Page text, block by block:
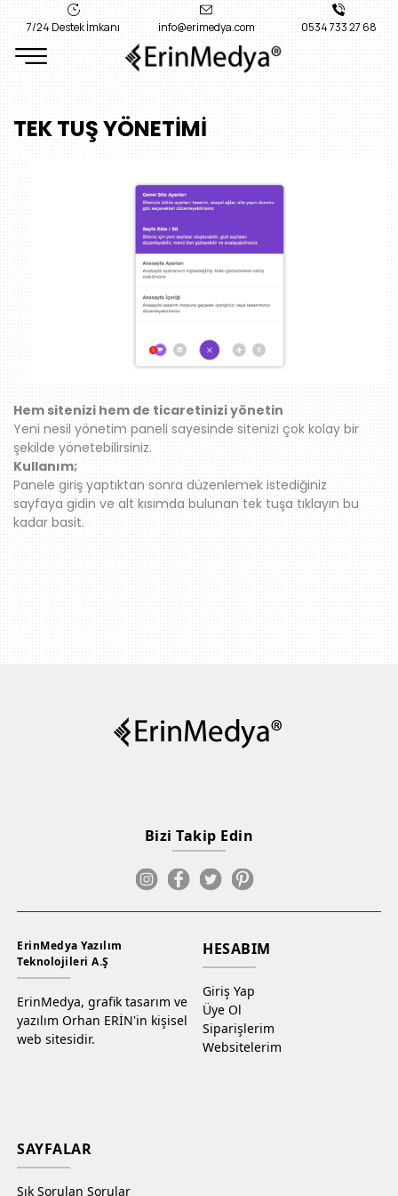
TEK TUŞ YÖNETİMİ
Hem sitenizi hem de ticaretinizi yönetin
Yeni nesil yönetim paneli sayesinde sitenizi çok kolay bir
şekilde yönetebilirsiniz.
Kullanım;
Panele giriş yaptıktan sonra düzenlemek istediğiniz
sayfaya gidin ve alt kısımda bulunan tek tuşa tıklayın bu
kadar basit.
7/24 Destek İmkanı info@erimedya.com 0534 733 27 68
Bizi Takip Edin
ErinMedya Yazılım
Teknolojileri A.Ş
ErinMedya, grafik tasarım ve
yazılım Orhan ERİN'in kişisel
web sitesidir.
HESABIM
Giriş Yap
Üye Ol
Siparişlerim
Websitelerim
SAYFALAR
Sık Sorulan Sorular